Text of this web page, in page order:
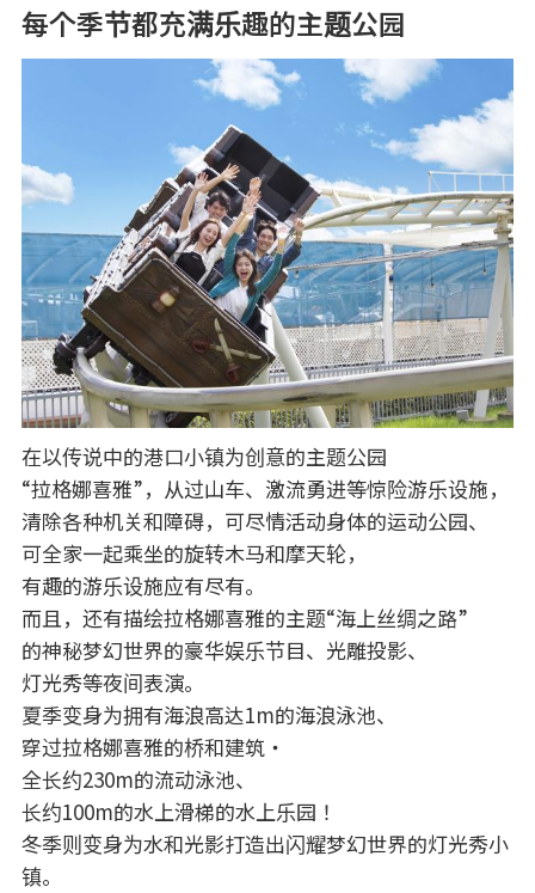
每个季节都充满乐趣的主题公园
在以传说中的港口小镇为创意的主题公园
“拉格娜喜雅”，从过山车、激流勇进等惊险游乐设施，
清除各种机关和障碍，可尽情活动身体的运动公园、
可全家一起乘坐的旋转木马和摩天轮，
有趣的游乐设施应有尽有。
而且，还有描绘拉格娜喜雅的主题“海上丝绸之路”
的神秘梦幻世界的豪华娱乐节目、光雕投影、
灯光秀等夜间表演。
夏季变身为拥有海浪高达1m的海浪泳池、
穿过拉格娜喜雅的桥和建筑・
全长约230m的流动泳池、
长约100m的水上滑梯的水上乐园！
冬季则变身为水和光影打造出闪耀梦幻世界的灯光秀小
镇。